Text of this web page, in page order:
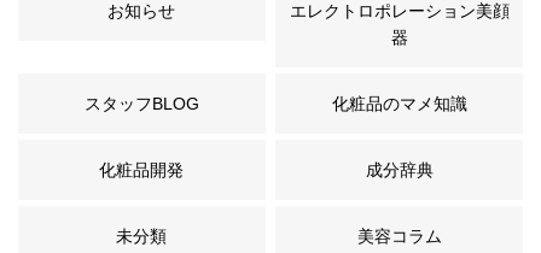
お知らせ
エレクトロポレーション美顔
器
スタッフBLOG 化粧品のマメ知識
化粧品開発 成分辞典
未分類 美容コラム